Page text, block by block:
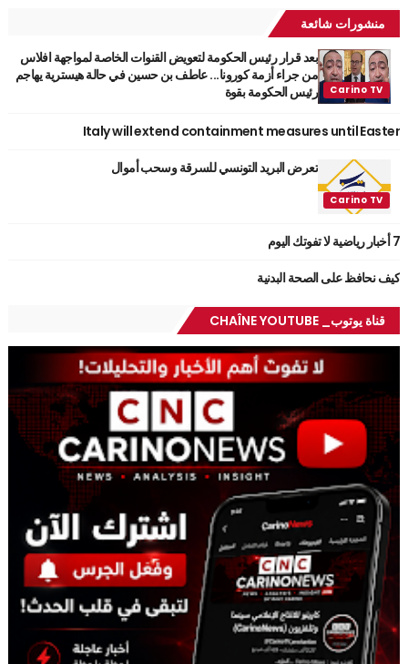
منشورات شائعة
بعد قرار رئيس الحكومة لتعويض القنوات الخاصة لمواجهة افلاس
من جراء أزمة كورونا... عاطف بن حسين في حالة هيسترية يهاجم
رئيس الحكومة بقوة
Italy will extend containment measures until Easter
تعرض البريد التونسي للسرقة وسحب أموال
7 أخبار رياضية لا تفوتك اليوم
كيف نحافظ على الصحة البدنية
قناة يوتوب_ CHAÎNE YOUTUBE